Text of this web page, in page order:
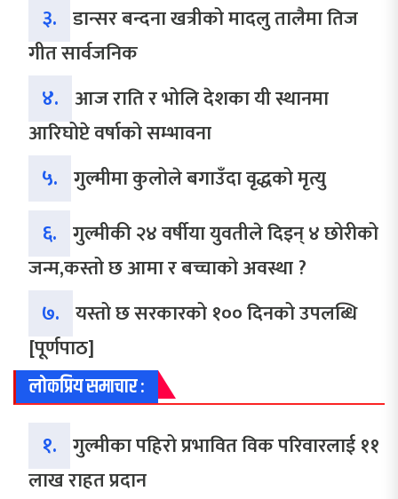
३. डान्सर बन्दना खत्रीको मादलु तालैमा तिज
गीत सार्वजनिक
४. आज राति र भोलि देशका यी स्थानमा
आरिघोप्टे वर्षाको सम्भावना
५. गुल्मीमा कुलोले बगाउँदा वृद्धको मृत्यु
६. गुल्मीकी २४ वर्षीया युवतीले दिइन् ४ छोरीको
जन्म,कस्तो छ आमा र बच्चाको अवस्था ?
७. यस्तो छ सरकारको १०० दिनको उपलब्धि
[पूर्णपाठ]
लोकप्रिय समाचार :
१. गुल्मीका पहिरो प्रभावित विक परिवारलाई ११
लाख राहत प्रदान